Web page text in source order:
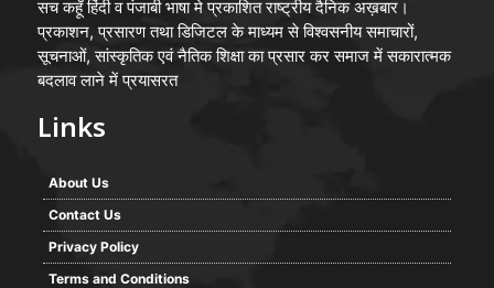
सच कहूँ हिंदी व पंजाबी भाषा मे प्रकाशित राष्ट्रीय दैनिक अख़बार।
प्रकाशन, प्रसारण तथा डिजिटल के माध्यम से विश्वसनीय समाचारों,
सूचनाओं, सांस्कृतिक एवं नैतिक शिक्षा का प्रसार कर समाज में सकारात्मक
बदलाव लाने में प्रयासरत
Links
About Us
Contact Us
Privacy Policy
Terms and Conditions